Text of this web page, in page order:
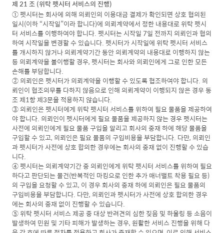
제 21 조 (위탁 펫시터 서비스의 진행)
① 펫시터는 회사에 의해 의뢰인의 이용대금 결제가 확인되면 상호 협의된
일시(이하 “시작일”이라 합니다)에 의뢰계약에서 정한 내용대로 위탁 펫시
터 서비스를 이행하여야 합니다. 펫시터는 시작일 7일 전까지 의뢰인과 협의
하여 시작일을 변경할 수 있습니다. 펫시터가 시작일에 위탁 펫시터 서비스
를 개시하지 않거나 의뢰계약기간 동안 의뢰계약의 내용대로 이행하지 않는
등 의뢰계약을 불이행할 경우, 펫시터는 회사와 의뢰인에게 그로 인한 모든
손해를 부담합니다.
② 의뢰인은 펫시터가 의뢰계약을 이행할 수 있도록 협조하여야 합니다. 의
뢰인이 협조의무를 다하지 않음으로 인해 의뢰계약이 이행되지 않은 경우 동
조 제1항 제3문을 적용하지 않습니다.
③ 의뢰인은 펫시터에게 위탁 펫시터 서비스를 위하여 필요 물품을 제공하여
야 합니다. 의뢰인이 펫시터에게 필요 물품을 제공하지 않는 경우 펫시터는
사전에 의뢰인에게 필요 물품 구입을 알리고 회사의 중재 하에 해당 물품을
구입할 수 있고, 의뢰인은 필요 물품의 구입비용을 부담합니다. 다만, 의뢰인
과 펫시터가 사전에 상호 합의한 경우에는 회사의 중재 없이 진행할 수 있습
니다.
④ 펫시터는 의뢰계약기간 중 의뢰인에게 위탁 펫시터 서비스를 위하여 필요
하다고 판단되는 물건(반복적인 마킹으로 인한 추가 매너밸트 착용 필요 등)
의 구입을 요청할 수 있고, 이 경우 회사의 중재 하에 의뢰인은 필요 물품의
구입비용을 부담합니다. 다만, 의뢰인과 펫시터가 사전에 상호 합의한 경우
에는 회사의 중재 없이 진행할 수 있습니다.
⑤ 위탁 펫시터 서비스 제공 중 대상 반려견의 심한 짖음 및 하울링 등 소음이
발생하여 민원 및 기타 피해가 발생하는 경우, 원활한 서비스 진행을 위해 다